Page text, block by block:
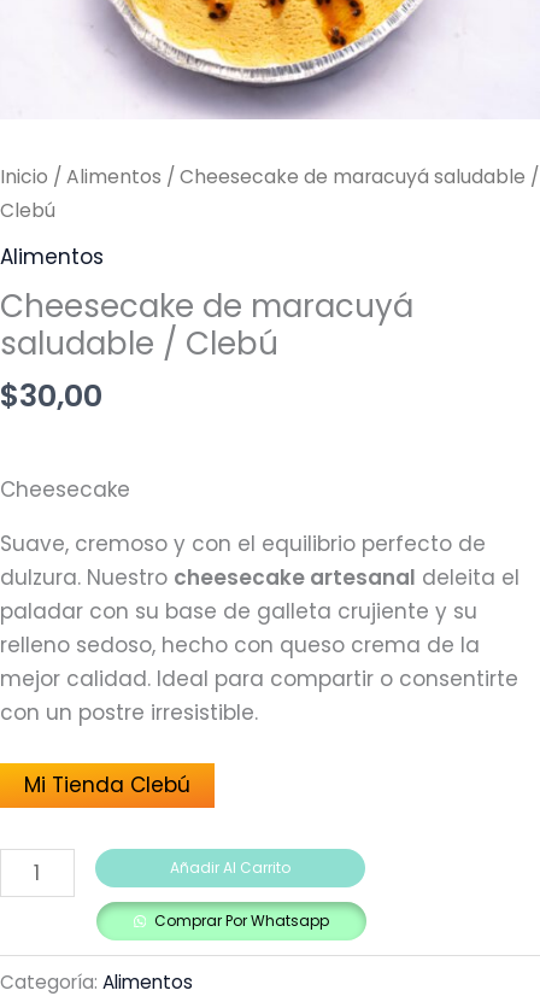
Inicio / Alimentos / Cheesecake de maracuyá saludable /
Clebú
Alimentos
Cheesecake de maracuyá
saludable / Clebú
$30,00
Cheesecake
Suave, cremoso y con el equilibrio perfecto de
dulzura. Nuestro cheesecake artesanal deleita el
paladar con su base de galleta crujiente y su
relleno sedoso, hecho con queso crema de la
mejor calidad. Ideal para compartir o consentirte
con un postre irresistible.
Mi Tienda Clebú
Añadir Al Carrito
Comprar Por Whatsapp
Categoría: Alimentos